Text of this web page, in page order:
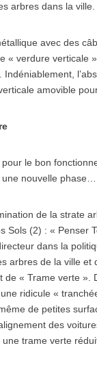
arbres dans la ville.
avec des
verdure verticale
amovible
le bon
nouvelle phase…
de la strate
Sols (2) : « Penser
dans la
arbres de la ville et
« Trame verte ».
ridicule «
de petites
des
trame verte